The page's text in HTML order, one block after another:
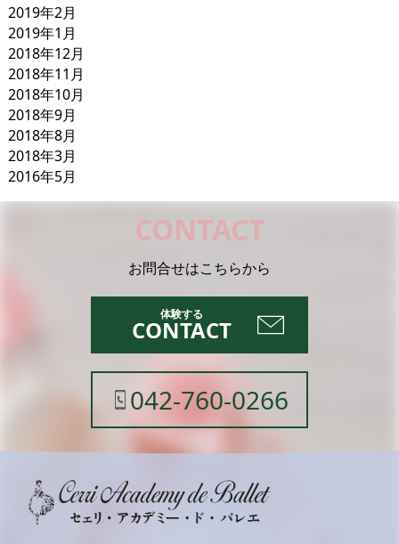
2019年2月
2019年1月
2018年12月
2018年11月
2018年10月
2018年9月
2018年8月
2018年3月
2016年5月
CONTACT
お問合せはこちらから
CONTACT
042-760-0266